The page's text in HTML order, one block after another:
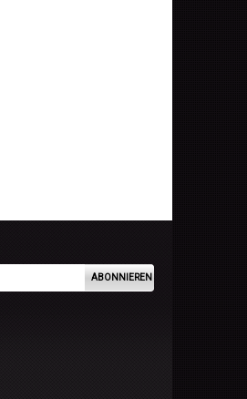
ABONNIEREN